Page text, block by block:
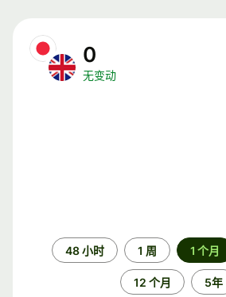
0
无变动
48 小时 1 周 1 个月
12 个月 5年